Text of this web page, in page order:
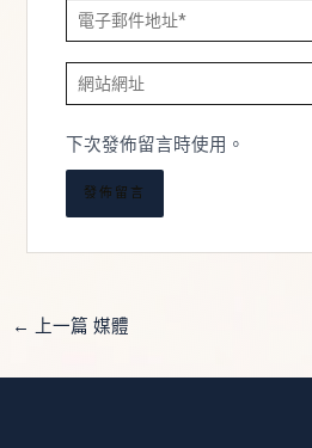
電
子
郵
件
地
址
網
站
網
址
下次發佈留言時使用。
← 上一篇 媒體